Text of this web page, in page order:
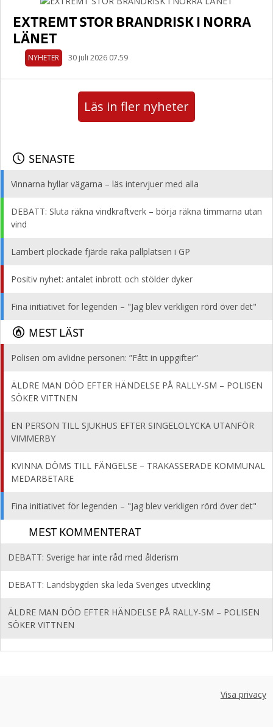
EXTREMT STOR BRANDRISK I NORRA
LÄNET
NYHETER 30 juli 2026 07.59
Läs in fler nyheter
SENASTE
Vinnarna hyllar vägarna – läs intervjuer med alla
DEBATT: Sluta räkna vindkraftverk – börja räkna timmarna utan
vind
Lambert plockade fjärde raka pallplatsen i GP
Positiv nyhet: antalet inbrott och stölder dyker
Fina initiativet för legenden – "Jag blev verkligen rörd över det"
MEST LÄST
Polisen om avlidne personen: ”Fått in uppgifter”
ÄLDRE MAN DÖD EFTER HÄNDELSE PÅ RALLY-SM – POLISEN
SÖKER VITTNEN
EN PERSON TILL SJUKHUS EFTER SINGELOLYCKA UTANFÖR
VIMMERBY
KVINNA DÖMS TILL FÄNGELSE – TRAKASSERADE KOMMUNAL
MEDARBETARE
Fina initiativet för legenden – "Jag blev verkligen rörd över det"
MEST KOMMENTERAT
DEBATT: Sverige har inte råd med ålderism
DEBATT: Landsbygden ska leda Sveriges utveckling
ÄLDRE MAN DÖD EFTER HÄNDELSE PÅ RALLY-SM – POLISEN
SÖKER VITTNEN
Visa privacy